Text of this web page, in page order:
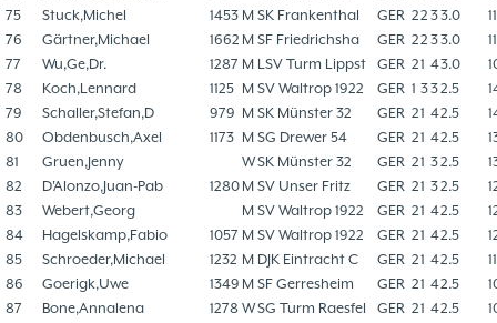
75
Stuck,Michel 1453 M SK Frankenthal GER 22 33.0
76
Gärtner,Michael 1662 M SF Friedrichsha GER 22 33.0
77
Wu,Ge,Dr. 1287 M LSV Turm Lippst GER 21 43.0
78
Koch,Lennard 1125 M SV Waltrop 1922 GER 1 332.5
79
Schaller,Stefan,D 979 M SK Münster 32 GER 21 42.5
80
Obdenbusch,Axel 1173 M SG Drewer 54 GER 21 42.5
81
Gruen,Jenny WSK Münster 32 GER 21 32.5
82
D'Alonzo,Juan-Pab 1280 M SV Unser Fritz GER 21 32.5
83
Webert,Georg M SV Waltrop 1922 GER 21 42.5
84
Hagelskamp,Fabio 1057 M SV Waltrop 1922 GER 21 42.5
85
Schroeder,Michael 1232 M DJK Eintracht C GER 21 42.5
86
Goerigk,Uwe 1349 M SF Gerresheim GER 21 42.5
87
Bone,Annalena 1278 WSG Turm Raesfel GER 21 42.5